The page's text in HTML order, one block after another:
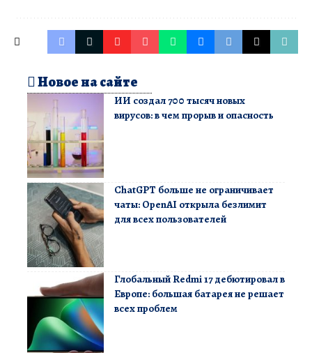
Новое на сайте
ИИ создал 700 тысяч новых
вирусов: в чем прорыв и опасность
ChatGPT больше не ограничивает
чаты: OpenAI открыла безлимит
для всех пользователей
Глобальный Redmi 17 дебютировал в
Европе: большая батарея не решает
всех проблем